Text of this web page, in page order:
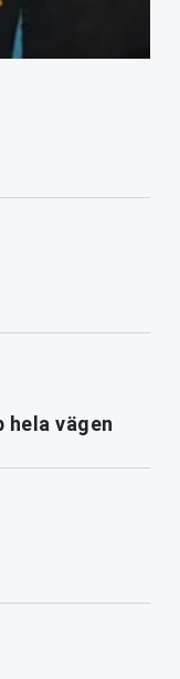
vägen